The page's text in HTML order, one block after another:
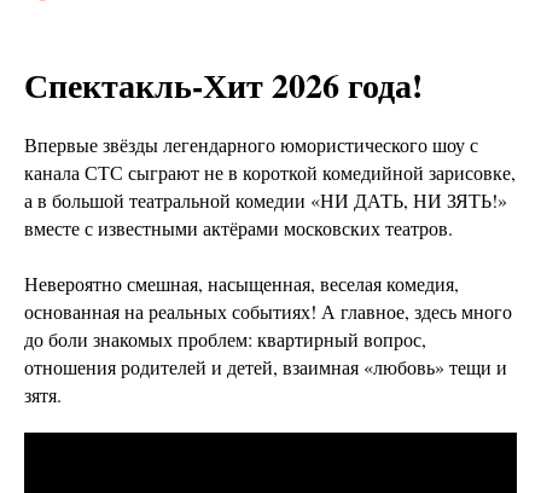
Спектакль-Хит 2026 года!
Впервые звёзды легендарного юмористического шоу с
канала СТС сыграют не в короткой комедийной зарисовке,
а в большой театральной комедии «НИ ДАТЬ, НИ ЗЯТЬ!»
вместе с известными актёрами московских театров.
Невероятно смешная, насыщенная, веселая комедия,
основанная на реальных событиях! А главное, здесь много
до боли знакомых проблем: квартирный вопрос,
отношения родителей и детей, взаимная «любовь» тещи и
зятя.